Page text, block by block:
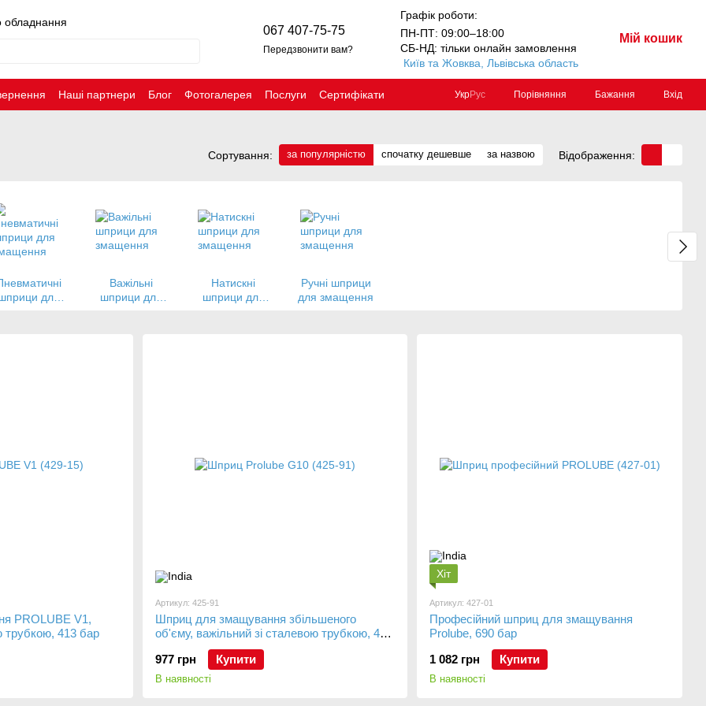
обладнання
067 407-75-75
Передзвонити вам?
Графік роботи:
ПН-ПТ: 09:00–18:00
СБ-НД: тільки онлайн замовлення
Київ та Жовква, Львівська область
Мій кошик
Наші партнери Блог Фотогалерея Послуги Сертифікати УкрРус Порівняння Бажання Вхід
Сортування: за популярністю спочатку дешевше за назвою Відображення:
для
Важільні
шприци для
Натискні
шприци для
Ручні шприци
для змащення
PROLUBE V1,
трубкою, 413 бар
Артикул: 425-91
Шприц для змащування збільшеного
об'єму, важільний зі сталевою трубкою, 413
977 грн
Купити
В наявності
Хіт
Артикул: 427-01
Професійний шприц для змащування
Prolube, 690 бар
1 082 грн
Купити
В наявності